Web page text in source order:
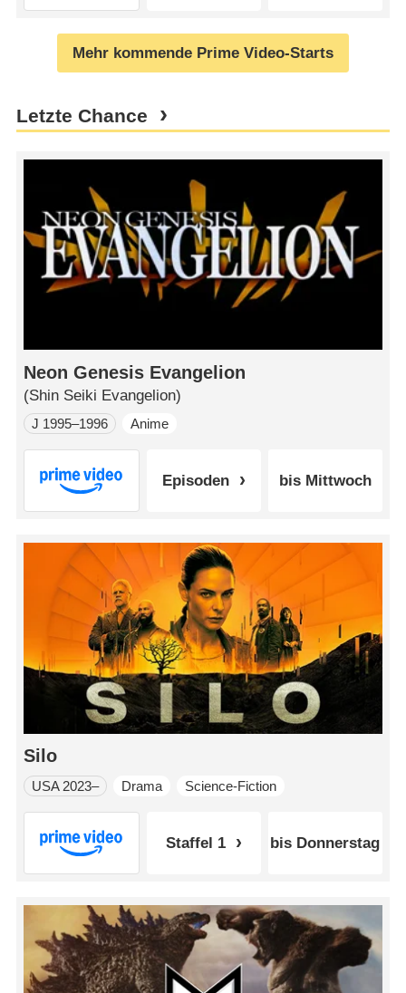
Mehr kommende Prime Video-Starts
Letzte Chance
Neon Genesis Evangelion
(Shin Seiki Evangelion)
J 1995–1996 Anime
Episoden bis Mittwoch
Silo
USA 2023– Drama Science-Fiction
Staffel 1 bis Donnerstag